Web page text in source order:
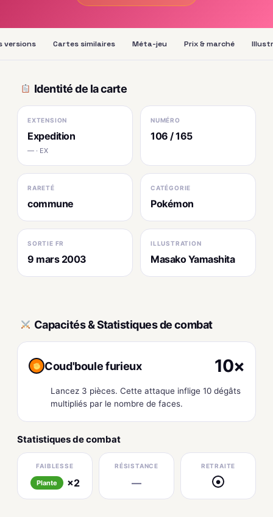
versions Cartes similaires Méta-jeu Prix & marché
Identité de la carte
EXTENSION
Expedition
— · EX
NUMÉRO
106 / 165
RARETÉ
commune
CATÉGORIE
Pokémon
SORTIE FR
9 mars 2003
ILLUSTRATION
Masako Yamashita
Capacités & Statistiques de combat
Coud'boule furieux 10×
Lancez 3 pièces. Cette attaque inflige 10 dégâts
multipliés par le nombre de faces.
Statistiques de combat
FAIBLESSE
Plante ×2
RÉSISTANCE
—
RETRAITE
●